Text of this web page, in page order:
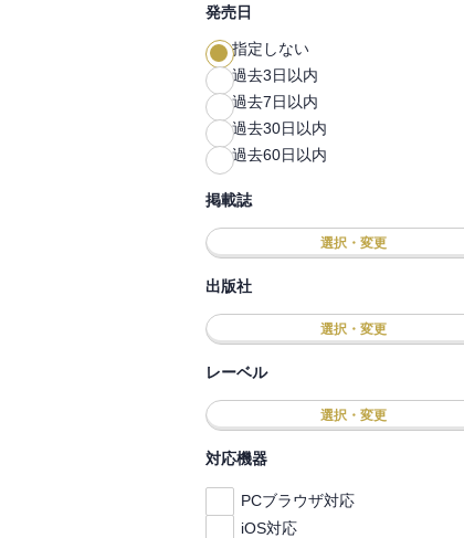
発売日
指定しない
過去3日以内
過去7日以内
過去30日以内
過去60日以内
掲載誌
選択・変更
出版社
選択・変更
レーベル
選択・変更
対応機器
PCブラウザ対応
iOS対応